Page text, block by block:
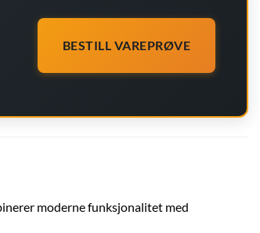
BESTILL VAREPRØVE
moderne funksjonalitet med